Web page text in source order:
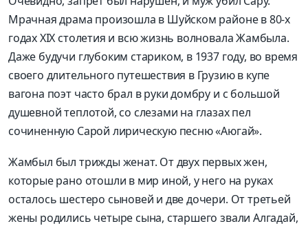
Мрачная драма произошла в Шуйском районе в 80-х
годах ХІХ столетия и всю жизнь волновала Жамбыла.
Даже будучи глубоким стариком, в 1937 году, во время
своего длительного путешествия в Грузию в купе
вагона поэт часто брал в руки домбру и с большой
душевной теплотой, со слезами на глазах пел
сочиненную Сарой лирическую песню «Аюгай».
Жамбыл был трижды женат. От двух первых жен,
которые рано отошли в мир иной, у него на руках
осталось шестеро сыновей и две дочери. От третьей
жены родились четыре сына, старшего звали Алгадай,